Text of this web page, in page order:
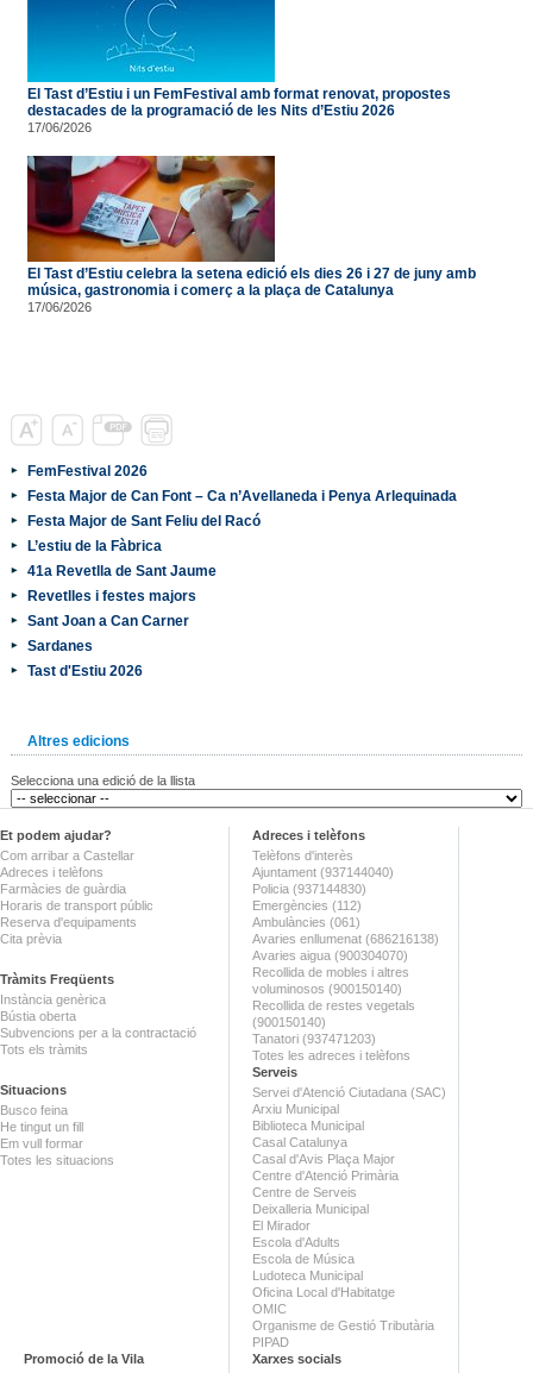
El Tast d’Estiu i un FemFestival amb format renovat, propostes
destacades de la programació de les Nits d’Estiu 2026
17/06/2026
El Tast d’Estiu celebra la setena edició els dies 26 i 27 de juny amb
música, gastronomia i comerç a la plaça de Catalunya
17/06/2026
FemFestival 2026
Festa Major de Can Font – Ca n’Avellaneda i Penya Arlequinada
Festa Major de Sant Feliu del Racó
L’estiu de la Fàbrica
41a Revetlla de Sant Jaume
Revetlles i festes majors
Sant Joan a Can Carner
Sardanes
Tast d'Estiu 2026
Altres edicions
Selecciona una edició de la llista
Et podem ajudar?
Com arribar a Castellar
Adreces i telèfons
Farmàcies de guàrdia
Horaris de transport públic
Reserva d'equipaments
Cita prèvia
Tràmits Freqüents
Instància genèrica
Bústia oberta
Subvencions per a la contractació
Tots els tràmits
Situacions
Busco feina
He tingut un fill
Em vull formar
Totes les situacions
Adreces i telèfons
Telèfons d'interès
Ajuntament (937144040)
Policia (937144830)
Emergències (112)
Ambulàncies (061)
Avaries enllumenat (686216138)
Avaries aigua (900304070)
Recollida de mobles i altres
voluminosos (900150140)
Recollida de restes vegetals
(900150140)
Tanatori (937471203)
Totes les adreces i telèfons
Serveis
Servei d'Atenció Ciutadana (SAC)
Arxiu Municipal
Biblioteca Municipal
Casal Catalunya
Casal d'Avis Plaça Major
Centre d'Atenció Primària
Centre de Serveis
Deixalleria Municipal
El Mirador
Escola d'Adults
Escola de Música
Ludoteca Municipal
Oficina Local d'Habitatge
OMIC
Organisme de Gestió Tributària
PIPAD
Promoció de la Vila
Xarxes socials